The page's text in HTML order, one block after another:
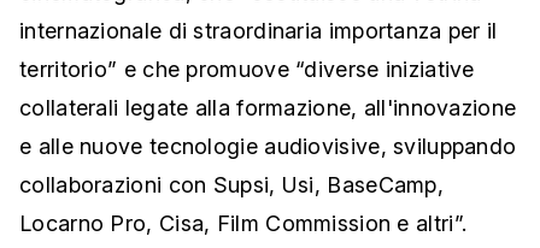
internazionale di straordinaria importanza per il
territorio” e che promuove “diverse iniziative
collaterali legate alla formazione, all'innovazione
e alle nuove tecnologie audiovisive, sviluppando
collaborazioni con Supsi, Usi, BaseCamp,
Locarno Pro, Cisa, Film Commission e altri”.